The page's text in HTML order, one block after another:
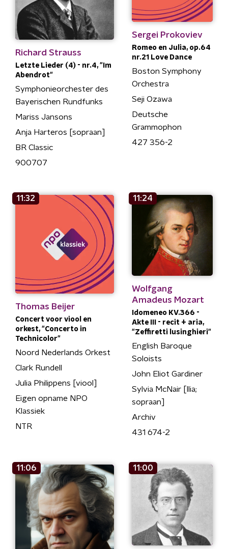
Richard Strauss
Letzte Lieder (4) - nr.4, "Im
Abendrot"
Symphonieorchester des
Bayerischen Rundfunks
Mariss Jansons
Anja Harteros [sopraan]
BR Classic
900707
Sergei Prokoviev
Romeo en Julia, op.64
nr.21 Love Dance
Boston Symphony
Orchestra
Seji Ozawa
Deutsche
Grammophon
427 356-2
11:32
Thomas Beijer
Concert voor viool en
orkest, "Concerto in
Technicolor"
Noord Nederlands Orkest
Clark Rundell
Julia Philippens [viool]
Eigen opname NPO
Klassiek
NTR
11:24
Wolfgang
Amadeus Mozart
Idomeneo KV.366 -
Akte III - recit + aria,
"Zeffiretti lusinghieri"
English Baroque
Soloists
John Eliot Gardiner
Sylvia McNair [Ilia;
sopraan]
Archiv
431 674-2
11:06 11:00